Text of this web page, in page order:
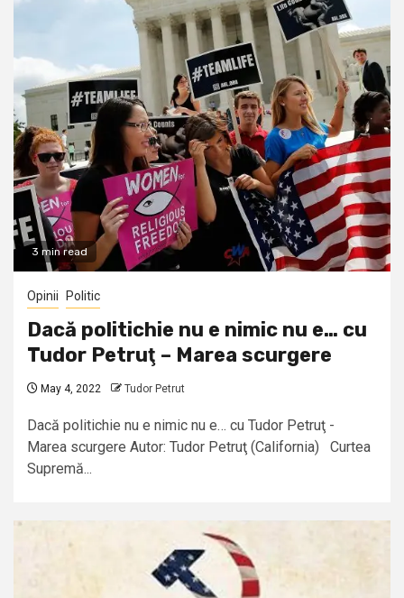
3 min read
Opinii Politic
Dacă politichie nu e nimic nu e… cu
Tudor Petruţ – Marea scurgere
May 4, 2022 Tudor Petrut
Dacă politichie nu e nimic nu e… cu Tudor Petruţ -
Marea scurgere Autor: Tudor Petruţ (California) Curtea
Supremă...